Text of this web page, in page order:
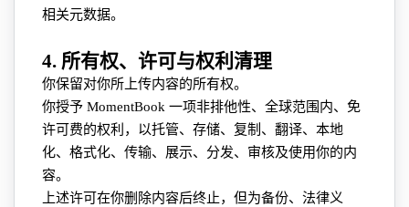
相关元数据。
4. 所有权、许可与权利清理
你保留对你所上传内容的所有权。
你授予 MomentBook 一项非排他性、全球范围内、免
许可费的权利，以托管、存储、复制、翻译、本地
化、格式化、传输、展示、分发、审核及使用你的内
容。
上述许可在你删除内容后终止，但为备份、法律义